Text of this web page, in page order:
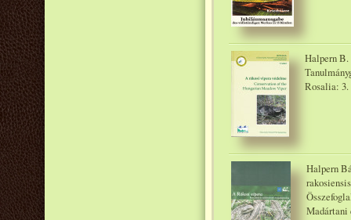
Halpern
Rosalia: 3.
Halpern
Madártani